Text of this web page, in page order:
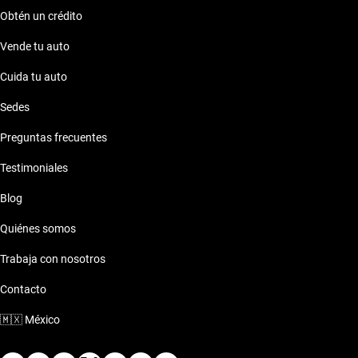
Obtén un crédito
Vende tu auto
Cuida tu auto
Sedes
Preguntas frecuentes
Testimoniales
Blog
Quiénes somos
Trabaja con nosotros
Contacto
🇲🇽 México